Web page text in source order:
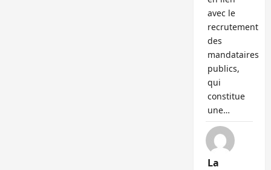
avec le
recrutement
des
mandataires
publics,
qui
constitue
une…
La